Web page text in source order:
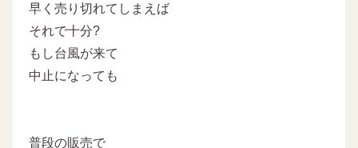
早く売り切れてしまえば
それで十分?
もし台風が来て
中止になっても
普段の販売で